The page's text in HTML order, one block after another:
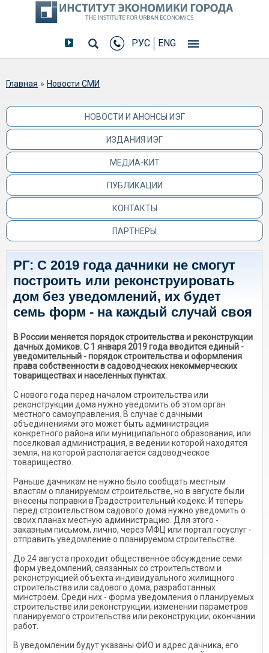
РУС ENG
Вы здесь
Главная » Новости СМИ
НОВОСТИ И АНОНСЫ ИЭГ
ИЗДАНИЯ ИЭГ
МЕДИА-КИТ
ПУБЛИКАЦИИ
КОНТАКТЫ
ПАРТНЕРЫ
РГ: С 2019 года дачники не смогут
построить или реконструировать
дом без уведомлений, их будет
семь форм - на каждый случай своя
В России меняется порядок строительства и реконструкции
дачных домиков. С 1 января 2019 года вводится единый -
уведомительный - порядок строительства и оформления
права собственности в садоводческих некоммерческих
товариществах и населенных пунктах.
С нового года перед началом строительства или
реконструкции дома нужно уведомить об этом орган
местного самоуправления. В случае с дачными
объединениями это может быть администрация
конкретного района или муниципального образования, или
поселковая администрация, в ведении которой находятся
земля, на которой располагается садоводческое
товарищество.
Раньше дачникам не нужно было сообщать местным
властям о планируемом строительстве, но в августе были
внесены поправки в Градостроительный кодекс. И теперь
перед строительством садового дома нужно уведомить о
своих планах местную администрацию. Для этого -
заказным письмом, лично, через МФЦ или портал госуслуг -
отправить уведомление о планируемом строительстве.
До 24 августа проходит общественное обсуждение семи
форм уведомлений, связанных со строительством и
реконструкцией объекта индивидуального жилищного
строительства или садового дома, разработанных
минстроем. Среди них - форма уведомления о планируемых
строительстве или реконструкции; изменении параметров
планируемого строительства или реконструкции; окончании
работ.
В уведомлении будут указаны ФИО и адрес дачника, его